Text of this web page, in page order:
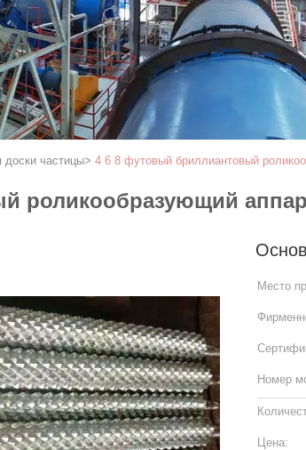
доски частицы> 4 6 8 футовый бриллиантовый
роликообразующий
Место
Номер
Цена: